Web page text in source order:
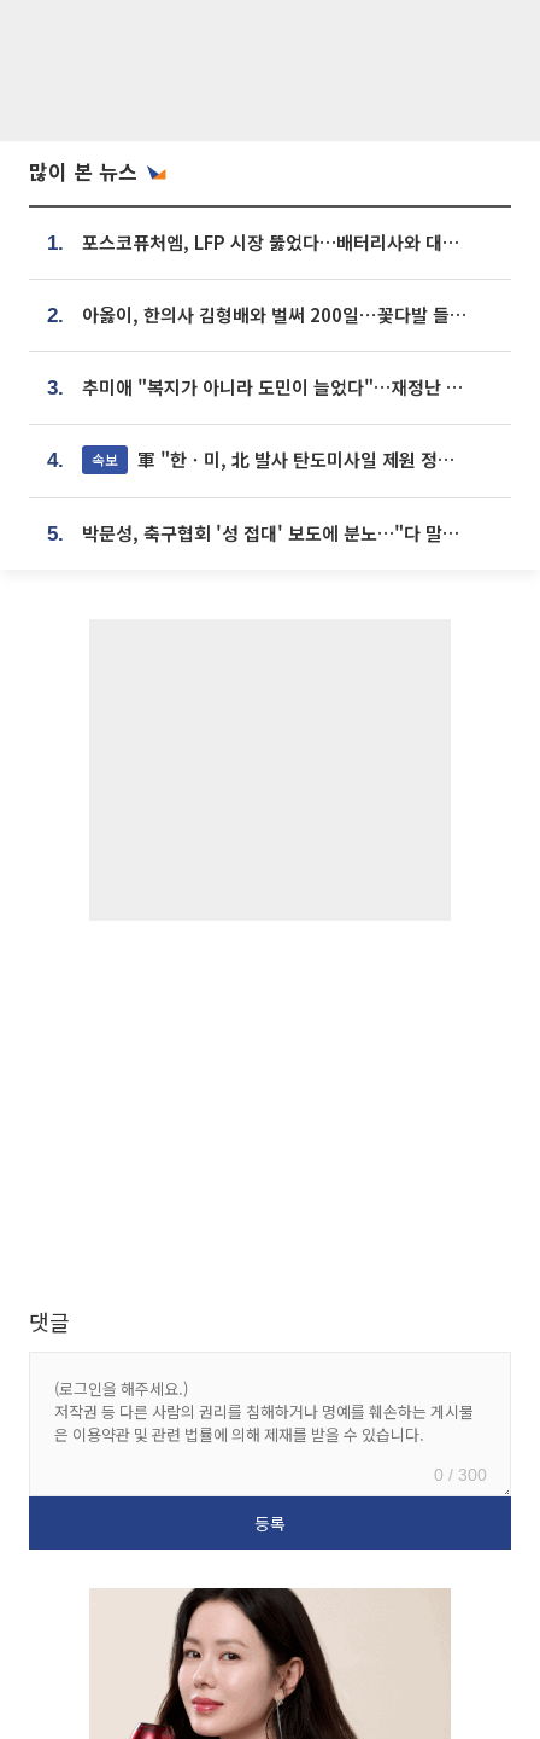
많이 본 뉴스
1. 포스코퓨처엠, LFP 시장 뚫었다…배터리사와 대규모 장기 공급 합의
2. 아옳이, 한의사 김형배와 벌써 200일⋯꽃다발 들고 "프러포즈 아냐"
3. 추미애 "복지가 아니라 도민이 늘었다"…재정난 책임론 정면돌파
4. 속보 軍 "한ㆍ미, 北 발사 탄도미사일 제원 정밀분석 중"
5. 박문성, 축구협회 '성 접대' 보도에 분노…"다 말아먹으려고 작정했나"
댓글
0 / 300